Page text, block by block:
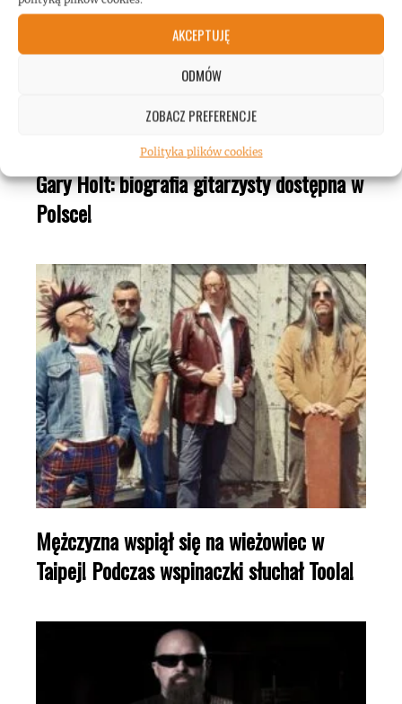
AKCEPTUJĘ
ODMÓW
ZOBACZ PREFERENCJE
Polityka plików cookies
Gary Holt: biografia gitarzysty dostępna w
Polsce!
Mężczyzna wspiął się na wieżowiec w
Taipej! Podczas wspinaczki słuchał Toola!